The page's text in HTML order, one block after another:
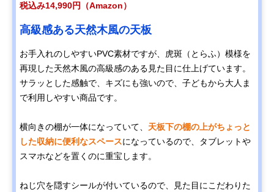
税込み14,990円（Amazon）
高級感ある天然木風の天板
お手入れのしやすいPVC素材ですが、虎斑（とらふ）模様を
再現した天然木風の高級感のある見た目に仕上げています。
サラッとした感触で、キズにも強いので、子どもから大人ま
で利用しやすい商品です。
横向きの棚が一体になっていて、 天板下の棚の上がちょっと
した収納に便利なスペースになっているので、タブレットや
スマホなどを置くのに重宝します。
ねじ穴を隠すシールが付いているので、見た目にこだわりた